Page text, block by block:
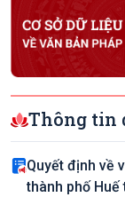
Thông tin
Quyết định về
thành phố Huế